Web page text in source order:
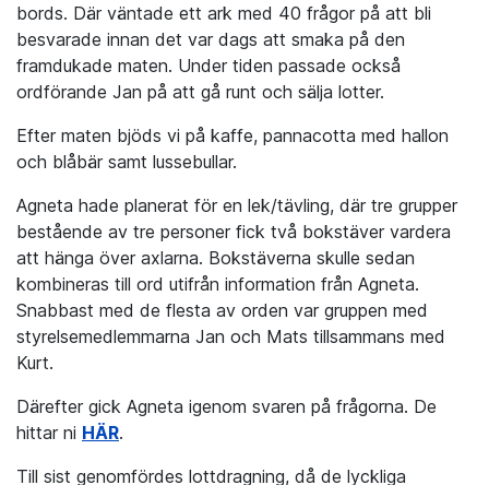
bords. Där väntade ett ark med 40 frågor på att bli
besvarade innan det var dags att smaka på den
framdukade maten. Under tiden passade också
ordförande Jan på att gå runt och sälja lotter.
Efter maten bjöds vi på kaffe, pannacotta med hallon
och blåbär samt lussebullar.
Agneta hade planerat för en lek/tävling, där tre grupper
bestående av tre personer fick två bokstäver vardera
att hänga över axlarna. Bokstäverna skulle sedan
kombineras till ord utifrån information från Agneta.
Snabbast med de flesta av orden var gruppen med
styrelsemedlemmarna Jan och Mats tillsammans med
Kurt.
Därefter gick Agneta igenom svaren på frågorna. De
hittar ni HÄR.
Till sist genomfördes lottdragning, då de lyckliga